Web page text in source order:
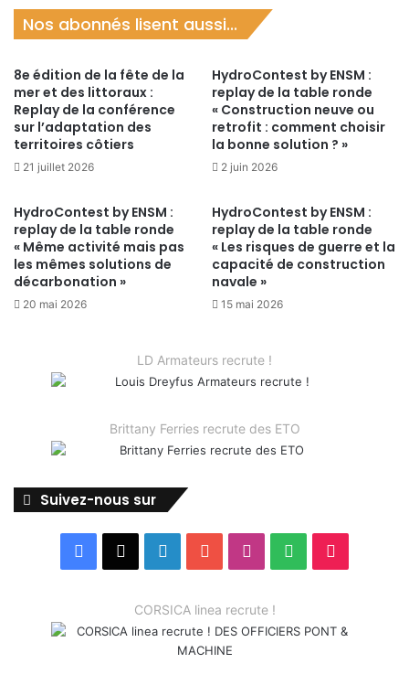
Nos abonnés lisent aussi...
8e édition de la fête de la
mer et des littoraux :
Replay de la conférence
sur l’adaptation des
territoires côtiers
21 juillet 2026
HydroContest by ENSM :
replay de la table ronde
« Construction neuve ou
retrofit : comment choisir
la bonne solution ? »
2 juin 2026
HydroContest by ENSM :
replay de la table ronde
« Même activité mais pas
les mêmes solutions de
décarbonation »
20 mai 2026
HydroContest by ENSM :
replay de la table ronde
« Les risques de guerre et la
capacité de construction
navale »
15 mai 2026
LD Armateurs recrute !
Brittany Ferries recrute des ETO
Suivez-nous sur
Facebook LinkedinYouTubeInstagram
Spotify
CORSICA linea recrute !